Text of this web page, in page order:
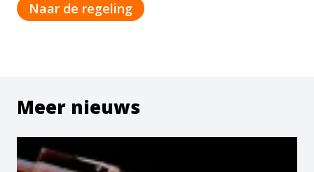
Naar de regeling
Meer nieuws